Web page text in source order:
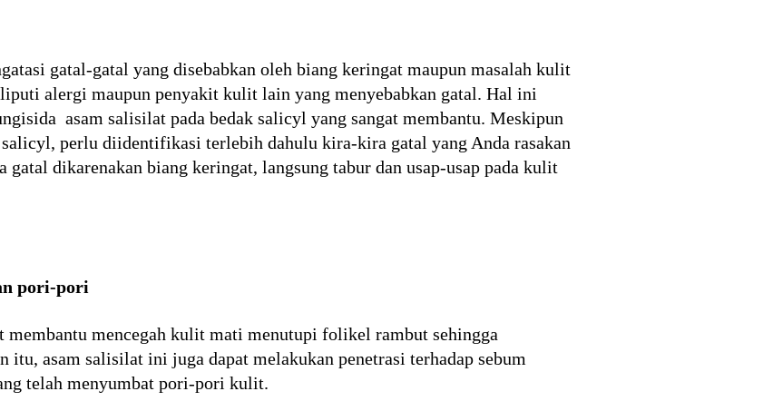
gatal-gatal yang disebabkan oleh biang keringat maupun masalah kulit
alergi maupun penyakit kulit lain yang menyebabkan gatal. Hal ini
asam salisilat pada bedak salicyl yang sangat membantu. Meskipun
perlu diidentifikasi terlebih dahulu kira-kira gatal yang Anda rasakan
gatal dikarenakan biang keringat, langsung tabur dan usap-usap pada kulit
pori-pori
membantu mencegah kulit mati menutupi folikel rambut sehingga
itu, asam salisilat ini juga dapat melakukan penetrasi terhadap sebum
telah menyumbat pori-pori kulit.